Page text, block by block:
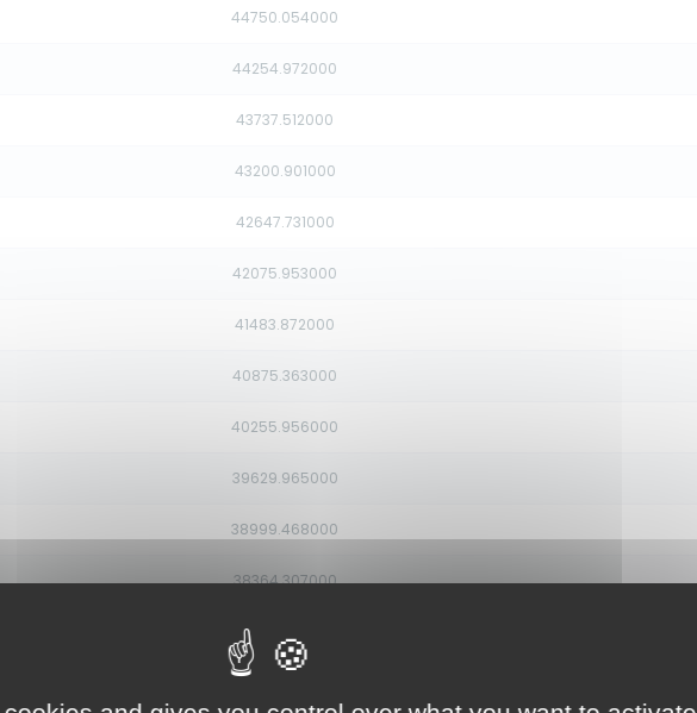
44750.054000
44254.972000
43737.512000
43200.901000
42647.731000
42075.953000
41483.872000
40875.363000
40255.956000
39629.965000
38999.468000
38364.307000
37723.803000
37076.387000